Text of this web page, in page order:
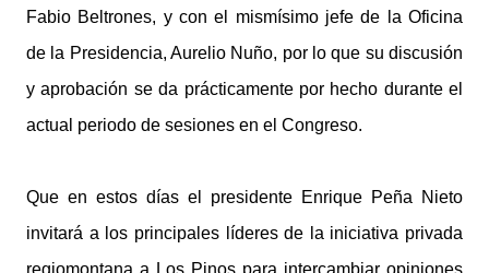
Fabio Beltrones, y con el mismísimo jefe de la Oficina
de la Presidencia, Aurelio Nuño, por lo que su discusión
y aprobación se da prácticamente por hecho durante el
actual periodo de sesiones en el Congreso.
Que en estos días el presidente Enrique Peña Nieto
invitará a los principales líderes de la iniciativa privada
regiomontana a Los Pinos para intercambiar opiniones